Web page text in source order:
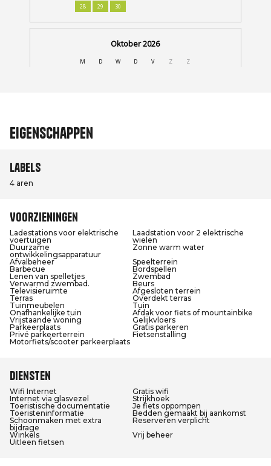
Eigenschappen
Labels
4 aren
Voorzieningen
Ladestations voor elektrische
voertuigen
Laadstation voor 2 elektrische
wielen
Duurzame
ontwikkelingsapparatuur
Zonne warm water
Afvalbeheer
Speelterrein
Barbecue
Bordspellen
Lenen van spelletjes
Zwembad
Verwarmd zwembad.
Beurs
Televisieruimte
Afgesloten terrein
Terras
Overdekt terras
Tuinmeubelen
Tuin
Onafhankelijke tuin
Afdak voor fiets of mountainbike
Vrijstaande woning
Gelijkvloers
Parkeerplaats
Gratis parkeren
Privé parkeerterrein
Fietsenstalling
Motorfiets/scooter parkeerplaats
Diensten
Wifi Internet
Gratis wifi
Internet via glasvezel
Strijkhoek
Toeristische documentatie
Je fiets oppompen
Toeristeninformatie
Bedden gemaakt bij aankomst
Schoonmaken met extra
bijdrage
Reserveren verplicht
Winkels
Vrij beheer
Uitleen fietsen